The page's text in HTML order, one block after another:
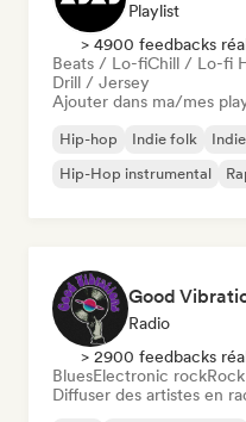
Playlist
> 4900 feedbacks
Beats / Lo-fiChill / Lo-fi
Drill / Jersey
Ajouter dans ma/mes
Hip-hop Indie folk
Hip-Hop instrumental
Good
Radio
> 2900 feedbacks
BluesElectronic rock
Diffuser des artistes en